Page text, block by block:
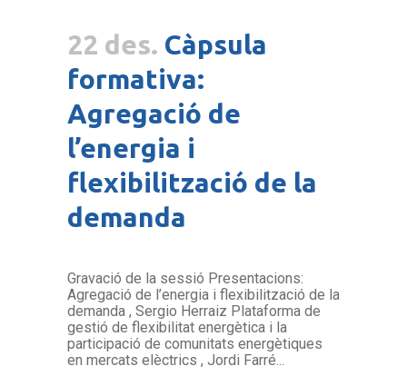
22 des. Càpsula
formativa:
Agregació de
l’energia i
flexibilització de la
demanda
Gravació de la sessió Presentacions:
Agregació de l’energia i flexibilització de la
demanda , Sergio Herraiz Plataforma de
gestió de flexibilitat energètica i la
participació de comunitats energètiques
en mercats elèctrics , Jordi Farré...